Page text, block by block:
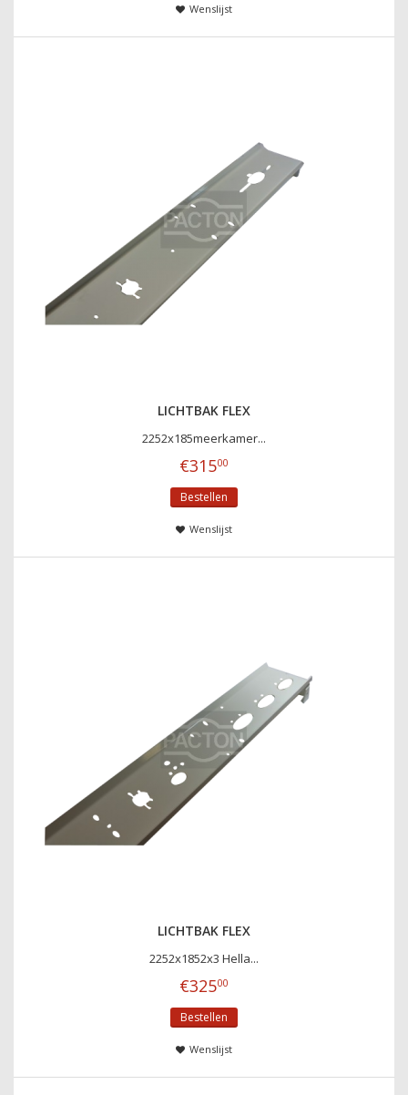
Wenslijst
LICHTBAK FLEX
2252x185meerkamer...
€31500
Bestellen
Wenslijst
LICHTBAK FLEX
2252x1852x3 Hella...
€32500
Bestellen
Wenslijst